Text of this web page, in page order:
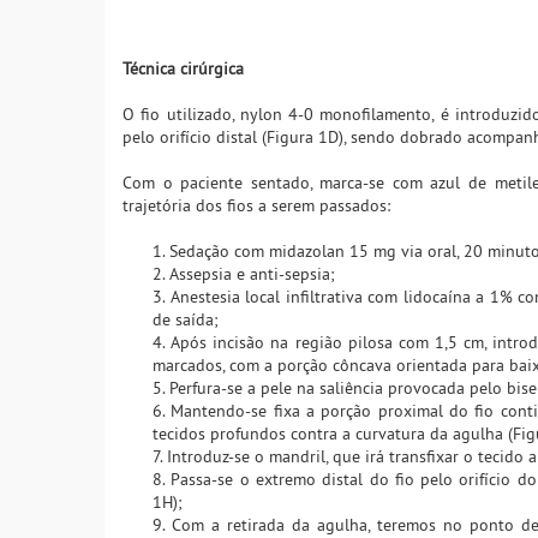
Técnica cirúrgica
O fio utilizado, nylon 4-0 monofilamento, é
pelo orifício distal (Figura 1D), sendo dobrado
Com o paciente sentado, marca-se com azul de
trajetória dos fios a serem passados:
1. Sedação com midazolan 15 mg via oral, 20
2. Assepsia e anti-sepsia;
3. Anestesia local infiltrativa com lidocaína a 1%
de saída;
4. Após incisão na região pilosa com 1,5 cm,
marcados, com a porção côncava orientada para
5. Perfura-se a pele na saliência provocada pelo
6. Mantendo-se fixa a porção proximal do fio
tecidos profundos contra a curvatura da agulha
7. Introduz-se o mandril, que irá transfixar o tecido
8. Passa-se o extremo distal do fio pelo orifício
1H);
9. Com a retirada da agulha, teremos no ponto